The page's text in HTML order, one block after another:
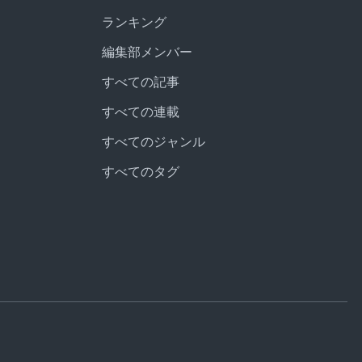
ランキング
編集部メンバー
すべての記事
すべての連載
すべてのジャンル
すべてのタグ